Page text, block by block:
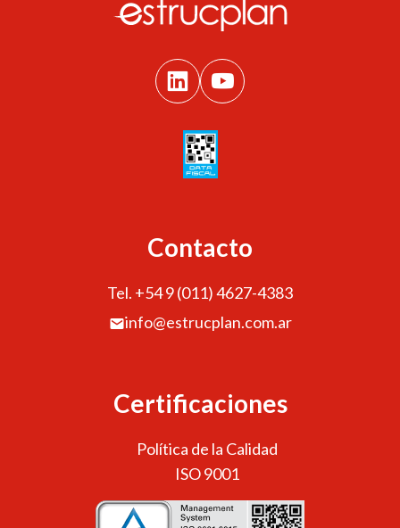
Contacto
Tel. +54 9 (011) 4627-4383
info@estrucplan.com.ar
Certificaciones
Política de la Calidad
ISO 9001